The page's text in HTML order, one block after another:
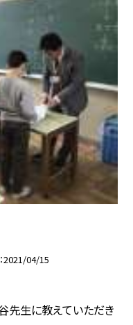
2021/04/15
先生に教えていただき